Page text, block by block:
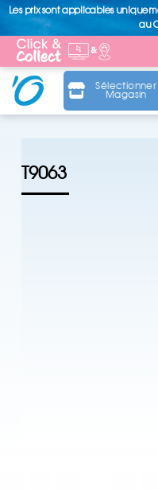
Les prix sont applicables
au
Sélectionner
Magasin
T9063